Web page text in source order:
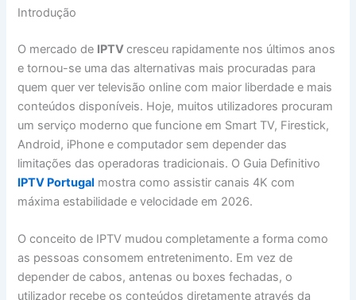
Introdução
O mercado de IPTVcresceu rapidamente nos últimos anos
e tornou-se uma das alternativas mais procuradas para
quem quer ver televisão online com maior liberdade e mais
conteúdos disponíveis. Hoje, muitos utilizadores procuram
um serviço moderno que funcione em Smart TV, Firestick,
Android, iPhone e computador sem depender das
limitações das operadoras tradicionais. O Guia Definitivo
IPTV Portugal mostra como assistir canais 4K com
máxima estabilidade e velocidade em 2026.
O conceito de IPTV mudou completamente a forma como
as pessoas consomem entretenimento. Em vez de
depender de cabos, antenas ou boxes fechadas, o
utilizador recebe os conteúdos diretamente através da